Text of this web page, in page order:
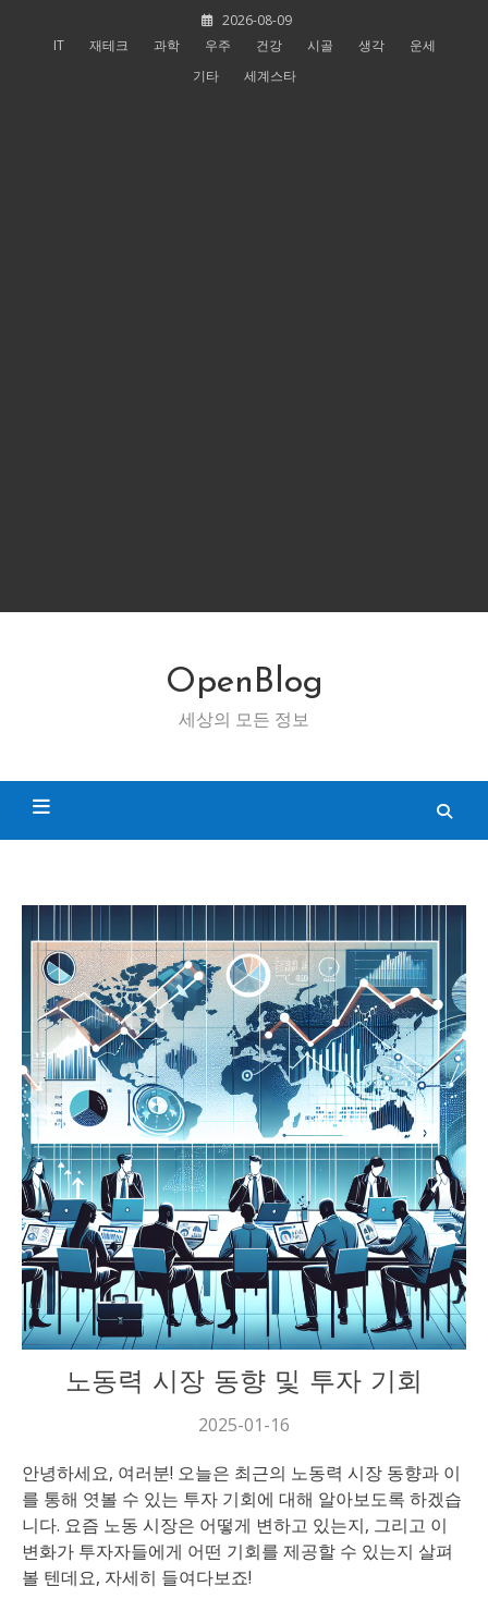
2026-08-09
IT
재테크 과학 우주 건강 시골 생각
운세
기타
세계스타
OpenBlog
세상의 모든 정보
재테크
노동력 시장 동향 및 투자 기회
2025-01-16
안녕하세요, 여러분! 오늘은 최근의 노동력 시장 동향과 이
를 통해 엿볼 수 있는 투자 기회에 대해 알아보도록 하겠습
니다. 요즘 노동 시장은 어떻게 변하고 있는지, 그리고 이
변화가 투자자들에게 어떤 기회를 제공할 수 있는지 살펴
볼 텐데요, 자세히 들여다보죠!